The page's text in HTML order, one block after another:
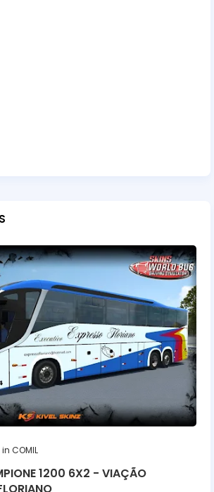
COMIL
1200 6X2 - VIAÇÃO